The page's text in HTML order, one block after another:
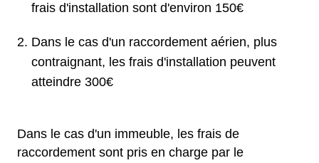
frais d'installation sont d'environ 150€
Dans le cas d'un raccordement aérien, plus
contraignant, les frais d'installation peuvent
atteindre 300€
Dans le cas d'un immeuble, les frais de
raccordement sont pris en charge par le